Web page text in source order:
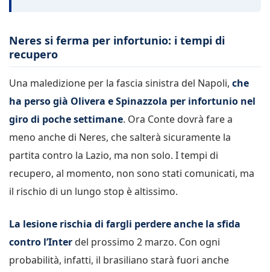
Neres si ferma per infortunio: i tempi di
recupero
Una maledizione per la fascia sinistra del Napoli, che
ha perso già Olivera e Spinazzola per infortunio nel
giro di poche settimane. Ora Conte dovrà fare a
meno anche di Neres, che salterà sicuramente la
partita contro la Lazio, ma non solo. I tempi di
recupero, al momento, non sono stati comunicati, ma
il rischio di un lungo stop è altissimo.
La lesione rischia di fargli perdere anche la sfida
contro l’Inter del prossimo 2 marzo. Con ogni
probabilità, infatti, il brasiliano starà fuori anche